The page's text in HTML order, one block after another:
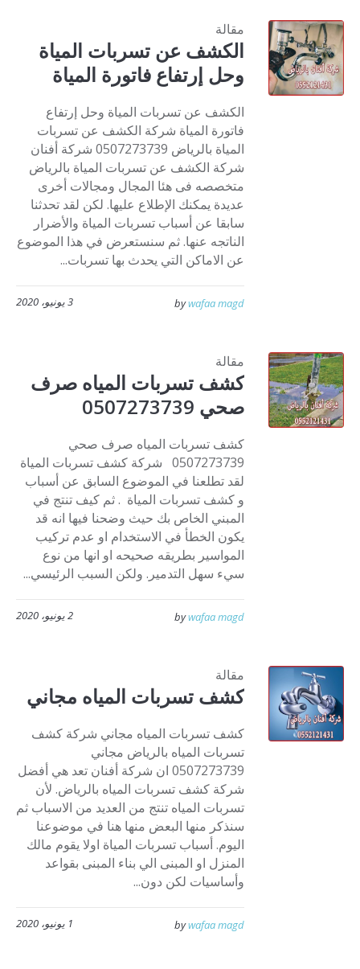
مقالة
الكشف عن تسربات المياة
وحل إرتفاع فاتورة المياة
الكشف عن تسربات المياة وحل إرتفاع
فاتورة المياة شركة الكشف عن تسربات
المياة بالرياض 0507273739 شركة أفنان
شركة الكشف عن تسربات المياة بالرياض
متخصصه فى هئا المجال ومجالات أخرى
عديدة يمكنك الإطلاع عليها. لكن لقد تحدثنا
سابقا عن أسباب تسربات المياة والأضرار
الناتجه عنها. ثم سنستعرض في هذا الموضوع
عن الاماكن التي يحدث بها تسربات...
3 يونيو، 2020 bywafaa magd
مقالة
كشف تسربات المياه صرف
صحي 0507273739
كشف تسربات المياه صرف صحي
0507273739 شركة كشف تسربات المياة
لقد تطلعنا في الموضوع السابق عن أسباب
و كشف تسربات المياة . ثم كيف تنتج في
المبني الخاص بك حيث وضحنا فيها انه قد
يكون الخطأ في الاستخدام او عدم تركيب
المواسير بطريقه صحيحه او انها من نوع
سيء سهل التدمير. ولكن السبب الرئيسي...
2 يونيو، 2020 bywafaa magd
مقالة
كشف تسربات المياه مجاني
كشف تسربات المياه مجاني شركة كشف
تسربات المياه بالرياض مجاني
0507273739 ان شركة أفنان تعد هي أفضل
شركة كشف تسربات المياه بالرياض. لأن
تسربات المياه تنتج من العديد من الاسباب ثم
سنذكر منها البعض منها هنا في موضوعنا
اليوم. أسباب تسربات المياة اولا يقوم مالك
المنزل او المبنى الي بناء المبنى بقواعد
وأساسيات لكن دون...
1 يونيو، 2020 bywafaa magd